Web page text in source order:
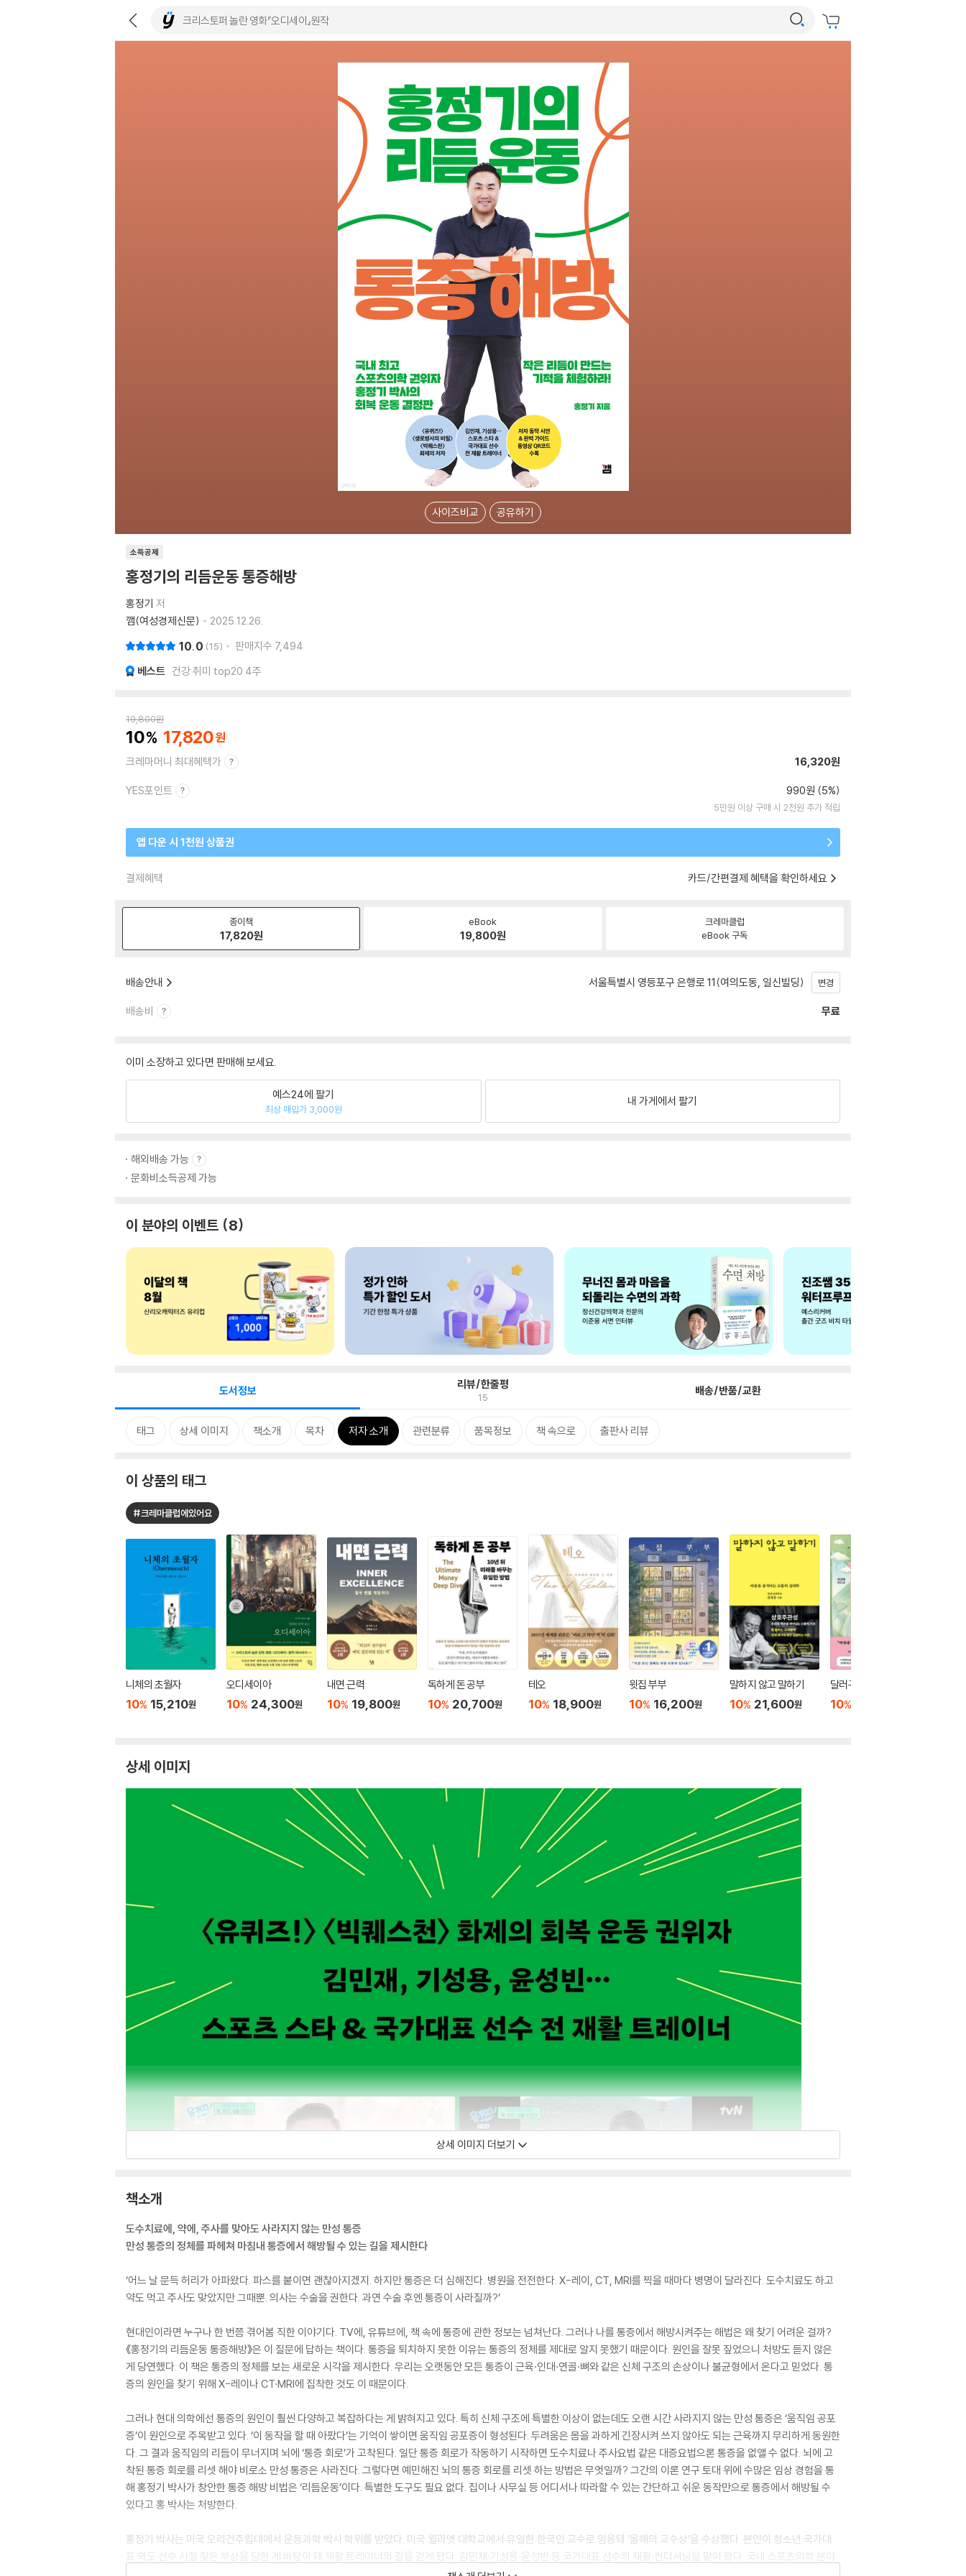
사이즈비교 공유하기
소득공제
홍정기의 리듬운동 통증해방
홍정기 저
깸(여성경제신문)
2025.12.26.
10.0 15 판매지수 7,494
베스트 건강 취미 top20 4주
19,800원
10 17,820
크레마머니 최대혜택가 16,320원
YES포인트 990원 (5%)
5만원 이상 구매 시 2천원 추가 적립
앱 다운 시 1천원 상품권
결제혜택 카드/간편결제 혜택을 확인하세요
종이책
17,820원
eBook
19,800원
크레마클럽
eBook 구독
배송안내 서울특별시 영등포구 은행로 11(여의도동, 일신빌딩) 변경
배송비 무료
이미 소장하고 있다면 판매해 보세요.
예스24에 팔기
최상 매입가 3,000원
내 가게에서 팔기
해외배송 가능
문화비소득공제 가능
이 분야의 이벤트 8
도서정보 리뷰/한줄평
15 배송/반품/교환
태그 상세 이미지 책소개 목차 저자 소개 관련분류 품목정보 책 속으로 출판사 리뷰
이 상품의 태그
#크레마클럽에있어요
니체의 초월자
10% 15,210원
오디세이아
10% 24,300원
내면 근력
10% 19,800원
독하게 돈 공부
10% 20,700원
테오
10% 18,900원
윗집 부부
10% 16,200원
말하지 않고 말하기
10% 21,600원
달러구트 꿈 백화점 0
10%
상세 이미지
상세 이미지 더보기
책소개
도수치료에, 약에, 주사를 맞아도 사라지지 않는 만성 통증
만성 통증의 정체를 파헤쳐 마침내 통증에서 해방될 수 있는 길을 제시한다
‘어느 날 문득 허리가 아파왔다. 파스를 붙이면 괜찮아지겠지. 하지만 통증은 더 심해진다. 병원을 전전한다. X-레이, CT, MRI를 찍을 때마다 병명이 달라진다. 도수치료도 하고
약도 먹고 주사도 맞았지만 그때뿐. 의사는 수술을 권한다. 과연 수술 후엔 통증이 사라질까?’
현대인이라면 누구나 한 번쯤 겪어봄 직한 이야기다. TV에, 유튜브에, 책 속에 통증에 관한 정보는 넘쳐난다. 그러나 나를 통증에서 해방시켜주는 해법은 왜 찾기 어려운 걸까?
《홍정기의 리듬운동 통증해방》은 이 질문에 답하는 책이다. 통증을 퇴치하지 못한 이유는 통증의 정체를 제대로 알지 못했기 때문이다. 원인을 잘못 짚었으니 처방도 듣지 않은
게 당연했다. 이 책은 통증의 정체를 보는 새로운 시각을 제시한다. 우리는 오랫동안 모든 통증이 근육·인대·연골·뼈와 같은 신체 구조의 손상이나 불균형에서 온다고 믿었다. 통
증의 원인을 찾기 위해 X-레이나 CT·MRI에 집착한 것도 이 때문이다.
그러나 현대 의학에선 통증의 원인이 훨씬 다양하고 복잡하다는 게 밝혀지고 있다. 특히 신체 구조에 특별한 이상이 없는데도 오랜 시간 사라지지 않는 만성 통증은 ‘움직임 공포
증’이 원인으로 주목받고 있다. ‘이 동작을 할 때 아팠다’는 기억이 쌓이면 움직임 공포증이 형성된다. 두려움은 몸을 과하게 긴장시켜 쓰지 않아도 되는 근육까지 무리하게 동원한
다. 그 결과 움직임의 리듬이 무너지며 뇌에 ‘통증 회로’가 고착된다. 일단 통증 회로가 작동하기 시작하면 도수치료나 주사요법 같은 대증요법으론 통증을 없앨 수 없다. 뇌에 고
착된 통증 회로를 리셋 해야 비로소 만성 통증은 사라진다. 그렇다면 예민해진 뇌의 통증 회로를 리셋 하는 방법은 무엇일까? 그간의 이론 연구 토대 위에 수많은 임상 경험을 통
해 홍정기 박사가 창안한 통증 해방 비법은 ‘리듬운동’이다. 특별한 도구도 필요 없다. 집이나 사무실 등 어디서나 따라할 수 있는 간단하고 쉬운 동작만으로 통증에서 해방될 수
있다고 홍 박사는 처방한다.
홍정기 박사는 미국 오리건주립대에서 운동과학 박사 학위를 받았다. 미국 윌라멧 대학교에서 유일한 한국인 교수로 임용돼 ‘올해의 교수상’을 수상했다. 본인이 청소년 국가대
표 역도 선수 시절 잦은 부상을 당한 게 바탕이 돼 재활 트레이너의 길을 걷게 됐다. 김민재·기성용·윤성빈 등 국가대표 선수의 재활·컨디셔닝을 맡아 왔다. 국내 스포츠의학 분야